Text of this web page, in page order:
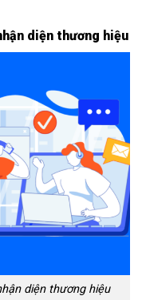
diện thương hiệu
diện thương hiệu